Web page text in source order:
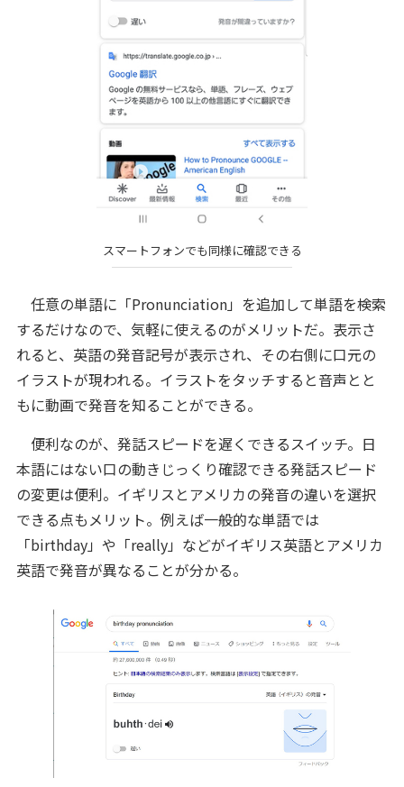
スマートフォンでも同様に確認できる
任意の単語に「Pronunciation」を追加して単語を検索
するだけなので、気軽に使えるのがメリットだ。表示さ
れると、英語の発音記号が表示され、その右側に口元の
イラストが現われる。イラストをタッチすると音声とと
もに動画で発音を知ることができる。
便利なのが、発話スピードを遅くできるスイッチ。日
本語にはない口の動きじっくり確認できる発話スピード
の変更は便利。イギリスとアメリカの発音の違いを選択
できる点もメリット。例えば一般的な単語では
「birthday」や「really」などがイギリス英語とアメリカ
英語で発音が異なることが分かる。